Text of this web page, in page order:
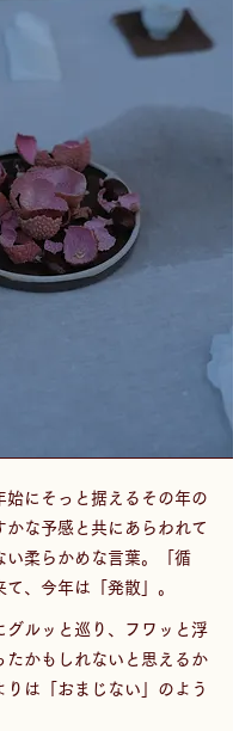
始にそっと据えるその年の
かな予感と共にあらわれて
い柔らかめな言葉。「循
、今年は「発散」。
グルッと巡り、フワッと浮
たかもしれないと思えるか
りは「おまじない」のよう